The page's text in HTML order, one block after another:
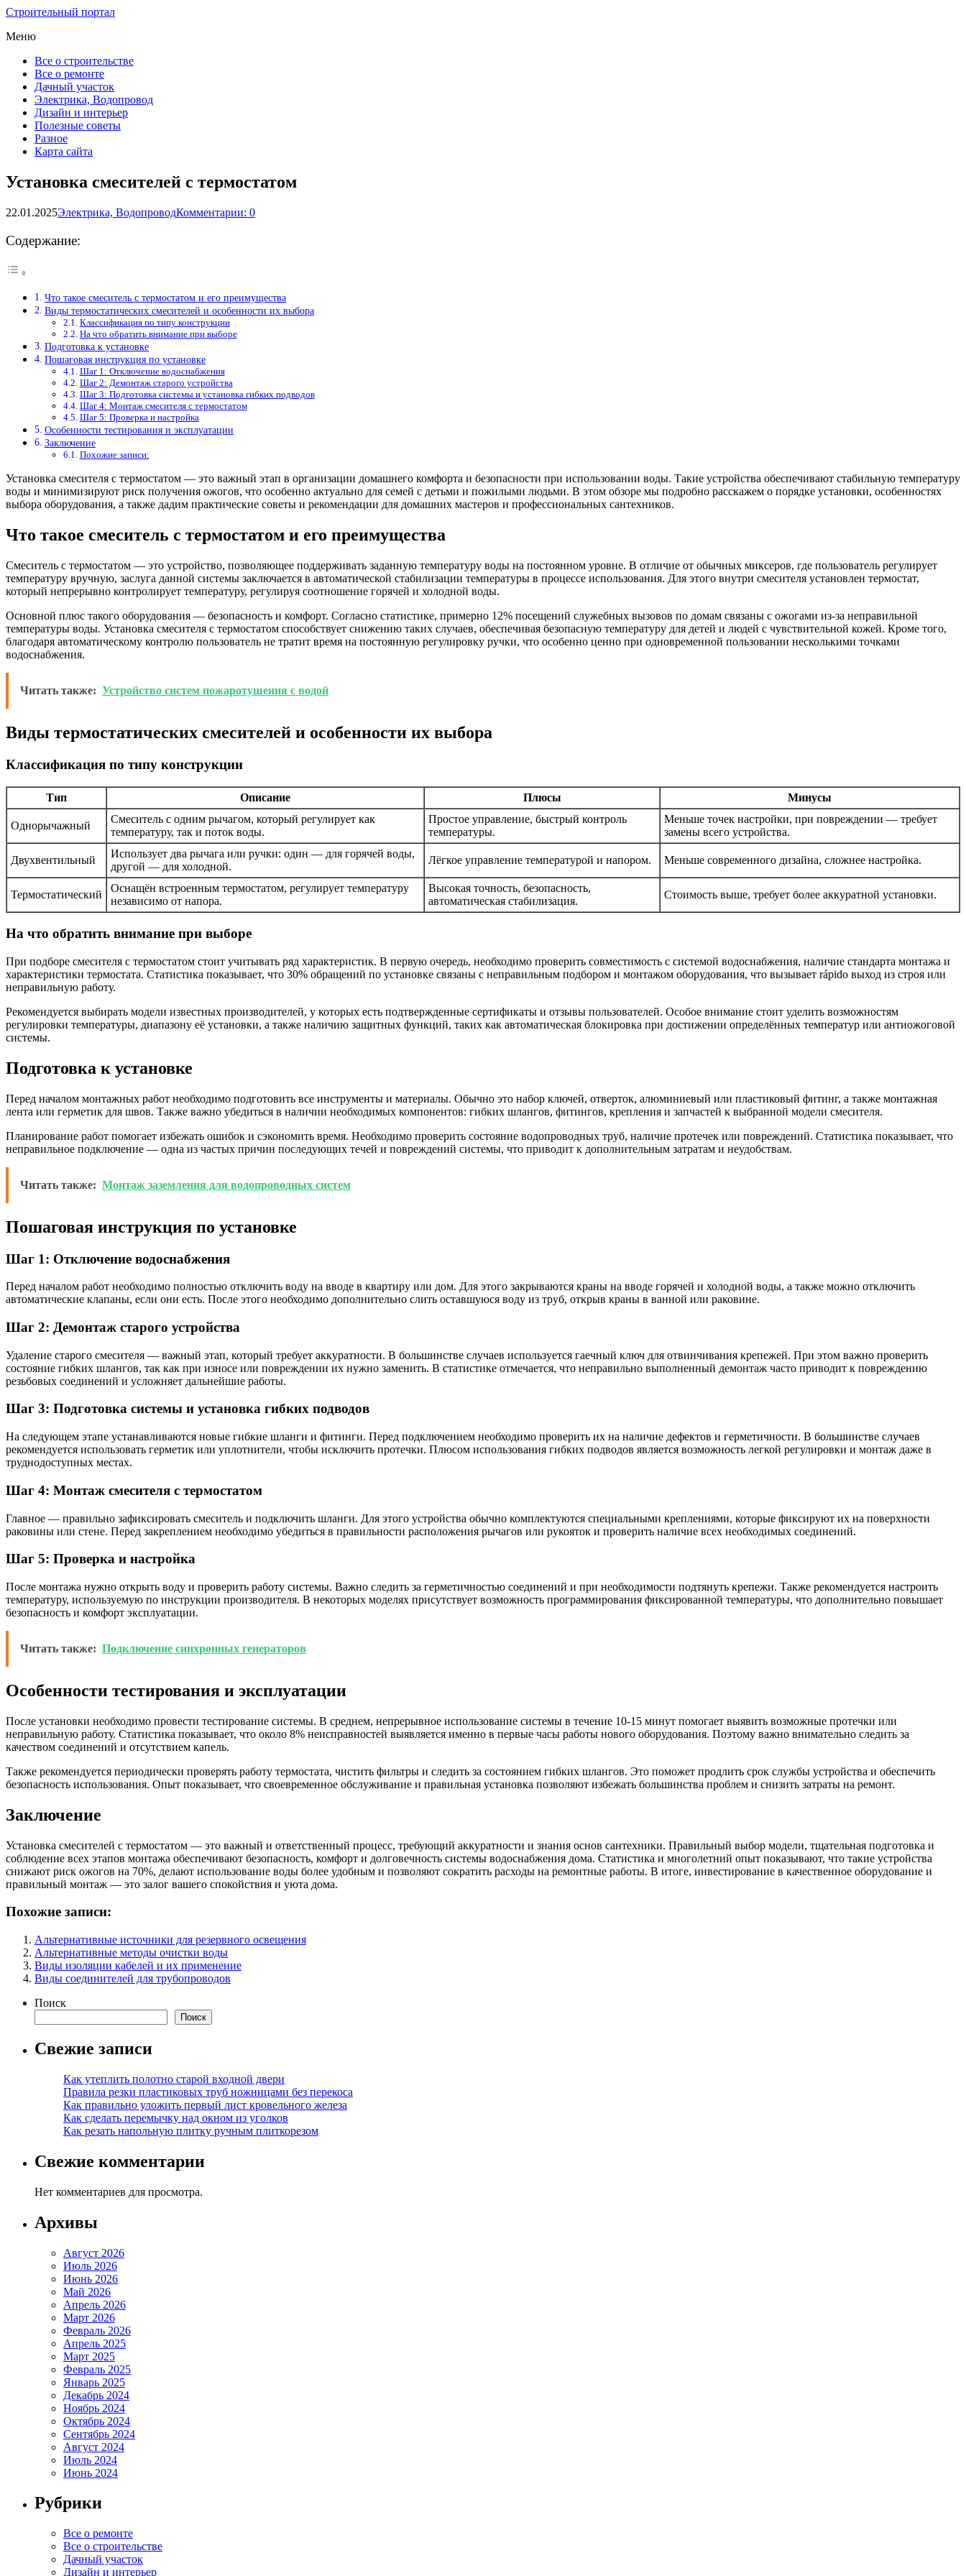
Строительный портал
Меню
Все о строительстве
Все о ремонте
Дачный участок
Электрика, Водопровод
Дизайн и интерьер
Полезные советы
Разное
Карта сайта
Установка смесителей с термостатом
22.01.2025Электрика, ВодопроводКомментарии: 0
Содержание:
Что такое смеситель с термостатом и его преимущества
Виды термостатических смесителей и особенности их выбора
Классификация по типу конструкции
На что обратить внимание при выборе
Подготовка к установке
Пошаговая инструкция по установке
Шаг 1: Отключение водоснабжения
Шаг 2: Демонтаж старого устройства
Шаг 3: Подготовка системы и установка гибких подводов
Шаг 4: Монтаж смесителя с термостатом
Шаг 5: Проверка и настройка
Особенности тестирования и эксплуатации
Заключение
Похожие записи:
Установка смесителя с термостатом — это важный этап в организации домашнего комфорта и безопасности при использовании воды. Такие устройства обеспечивают стабильную температуру
воды и минимизируют риск получения ожогов, что особенно актуально для семей с детьми и пожилыми людьми. В этом обзоре мы подробно расскажем о порядке установки, особенностях
выбора оборудования, а также дадим практические советы и рекомендации для домашних мастеров и профессиональных сантехников.
Что такое смеситель с термостатом и его преимущества
Смеситель с термостатом — это устройство, позволяющее поддерживать заданную температуру воды на постоянном уровне. В отличие от обычных миксеров, где пользователь регулирует
температуру вручную, заслуга данной системы заключается в автоматической стабилизации температуры в процессе использования. Для этого внутри смесителя установлен термостат,
который непрерывно контролирует температуру, регулируя соотношение горячей и холодной воды.
Основной плюс такого оборудования — безопасность и комфорт. Согласно статистике, примерно 12% посещений служебных вызовов по домам связаны с ожогами из-за неправильной
температуры воды. Установка смесителя с термостатом способствует снижению таких случаев, обеспечивая безопасную температуру для детей и людей с чувствительной кожей. Кроме того,
благодаря автоматическому контролю пользователь не тратит время на постоянную регулировку ручки, что особенно ценно при одновременной пользовании несколькими точками
водоснабжения.
Читать также: Устройство систем пожаротушения с водой
Виды термостатических смесителей и особенности их выбора
Классификация по типу конструкции
Тип Описание Плюсы Минусы
Однорычажный
Смеситель с одним рычагом, который регулирует как
температуру, так и поток воды.
Простое управление, быстрый контроль
температуры.
Меньше точек настройки, при повреждении — требует
замены всего устройства.
Двухвентильный
Использует два рычага или ручки: один — для горячей воды,
другой — для холодной.
Лёгкое управление температурой и напором. Меньше современного дизайна, сложнее настройка.
Термостатический
Оснащён встроенным термостатом, регулирует температуру
независимо от напора.
Высокая точность, безопасность,
автоматическая стабилизация.
Стоимость выше, требует более аккуратной установки.
На что обратить внимание при выборе
При подборе смесителя с термостатом стоит учитывать ряд характеристик. В первую очередь, необходимо проверить совместимость с системой водоснабжения, наличие стандарта монтажа и
характеристики термостата. Статистика показывает, что 30% обращений по установке связаны с неправильным подбором и монтажом оборудования, что вызывает rápido выход из строя или
неправильную работу.
Рекомендуется выбирать модели известных производителей, у которых есть подтвержденные сертификаты и отзывы пользователей. Особое внимание стоит уделить возможностям
регулировки температуры, диапазону её установки, а также наличию защитных функций, таких как автоматическая блокировка при достижении определённых температур или антиожоговой
системы.
Подготовка к установке
Перед началом монтажных работ необходимо подготовить все инструменты и материалы. Обычно это набор ключей, отверток, алюминиевый или пластиковый фитинг, а также монтажная
лента или герметик для швов. Также важно убедиться в наличии необходимых компонентов: гибких шлангов, фитингов, крепления и запчастей к выбранной модели смесителя.
Планирование работ помогает избежать ошибок и сэкономить время. Необходимо проверить состояние водопроводных труб, наличие протечек или повреждений. Статистика показывает, что
неправильное подключение — одна из частых причин последующих течей и повреждений системы, что приводит к дополнительным затратам и неудобствам.
Читать также: Монтаж заземления для водопроводных систем
Пошаговая инструкция по установке
Шаг 1: Отключение водоснабжения
Перед началом работ необходимо полностью отключить воду на вводе в квартиру или дом. Для этого закрываются краны на вводе горячей и холодной воды, а также можно отключить
автоматические клапаны, если они есть. После этого необходимо дополнительно слить оставшуюся воду из труб, открыв краны в ванной или раковине.
Шаг 2: Демонтаж старого устройства
Удаление старого смесителя — важный этап, который требует аккуратности. В большинстве случаев используется гаечный ключ для отвинчивания крепежей. При этом важно проверить
состояние гибких шлангов, так как при износе или повреждении их нужно заменить. В статистике отмечается, что неправильно выполненный демонтаж часто приводит к повреждению
резьбовых соединений и усложняет дальнейшие работы.
Шаг 3: Подготовка системы и установка гибких подводов
На следующем этапе устанавливаются новые гибкие шланги и фитинги. Перед подключением необходимо проверить их на наличие дефектов и герметичности. В большинстве случаев
рекомендуется использовать герметик или уплотнители, чтобы исключить протечки. Плюсом использования гибких подводов является возможность легкой регулировки и монтаж даже в
труднодоступных местах.
Шаг 4: Монтаж смесителя с термостатом
Главное — правильно зафиксировать смеситель и подключить шланги. Для этого устройства обычно комплектуются специальными креплениями, которые фиксируют их на поверхности
раковины или стене. Перед закреплением необходимо убедиться в правильности расположения рычагов или рукояток и проверить наличие всех необходимых соединений.
Шаг 5: Проверка и настройка
После монтажа нужно открыть воду и проверить работу системы. Важно следить за герметичностью соединений и при необходимости подтянуть крепежи. Также рекомендуется настроить
температуру, используемую по инструкции производителя. В некоторых моделях присутствует возможность программирования фиксированной температуры, что дополнительно повышает
безопасность и комфорт эксплуатации.
Читать также: Подключение синхронных генераторов
Особенности тестирования и эксплуатации
После установки необходимо провести тестирование системы. В среднем, непрерывное использование системы в течение 10-15 минут помогает выявить возможные протечки или
неправильную работу. Статистика показывает, что около 8% неисправностей выявляется именно в первые часы работы нового оборудования. Поэтому важно внимательно следить за
качеством соединений и отсутствием капель.
Также рекомендуется периодически проверять работу термостата, чистить фильтры и следить за состоянием гибких шлангов. Это поможет продлить срок службы устройства и обеспечить
безопасность использования. Опыт показывает, что своевременное обслуживание и правильная установка позволяют избежать большинства проблем и снизить затраты на ремонт.
Заключение
Установка смесителей с термостатом — это важный и ответственный процесс, требующий аккуратности и знания основ сантехники. Правильный выбор модели, тщательная подготовка и
соблюдение всех этапов монтажа обеспечивают безопасность, комфорт и долговечность системы водоснабжения домa. Статистика и многолетний опыт показывают, что такие устройства
снижают риск ожогов на 70%, делают использование воды более удобным и позволяют сократить расходы на ремонтные работы. В итоге, инвестирование в качественное оборудование и
правильный монтаж — это залог вашего спокойствия и уюта дома.
Похожие записи:
Альтернативные источники для резервного освещения
Альтернативные методы очистки воды
Виды изоляции кабелей и их применение
Виды соединителей для трубопроводов
Поиск
Поиск
Свежие записи
Как утеплить полотно старой входной двери
Правила резки пластиковых труб ножницами без перекоса
Как правильно уложить первый лист кровельного железа
Как сделать перемычку над окном из уголков
Как резать напольную плитку ручным плиткорезом
Свежие комментарии
Нет комментариев для просмотра.
Архивы
Август 2026
Июль 2026
Июнь 2026
Май 2026
Апрель 2026
Март 2026
Февраль 2026
Апрель 2025
Март 2025
Февраль 2025
Январь 2025
Декабрь 2024
Ноябрь 2024
Октябрь 2024
Сентябрь 2024
Август 2024
Июль 2024
Июнь 2024
Рубрики
Все о ремонте
Все о строительстве
Дачный участок
Дизайн и интерьер